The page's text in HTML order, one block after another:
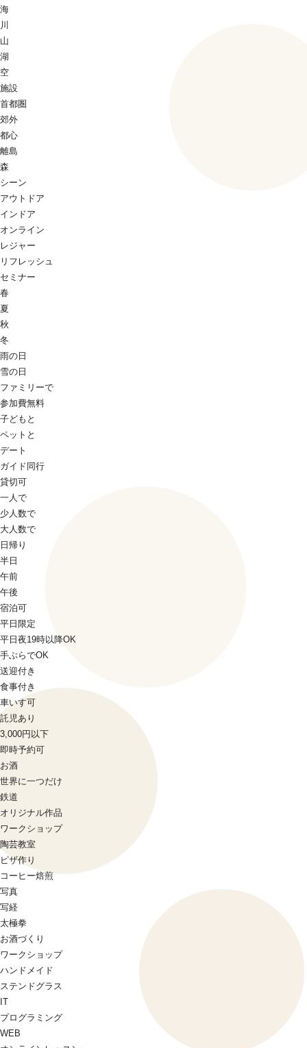
海
川
山
湖
空
施設
首都圏
郊外
都心
離島
森
シーン
アウトドア
インドア
オンライン
レジャー
リフレッシュ
セミナー
春
夏
秋
冬
雨の日
雪の日
ファミリーで
参加費無料
子どもと
ペットと
デート
ガイド同行
貸切可
一人で
少人数で
大人数で
日帰り
半日
午前
午後
宿泊可
平日限定
平日夜19時以降OK
手ぶらでOK
送迎付き
食事付き
車いす可
託児あり
3,000円以下
即時予約可
お酒
世界に一つだけ
鉄道
オリジナル作品
ワークショップ
陶芸教室
ピザ作り
コーヒー焙煎
写真
写経
太極拳
お酒づくり
ワークショップ
ハンドメイド
ステンドグラス
IT
プログラミング
WEB